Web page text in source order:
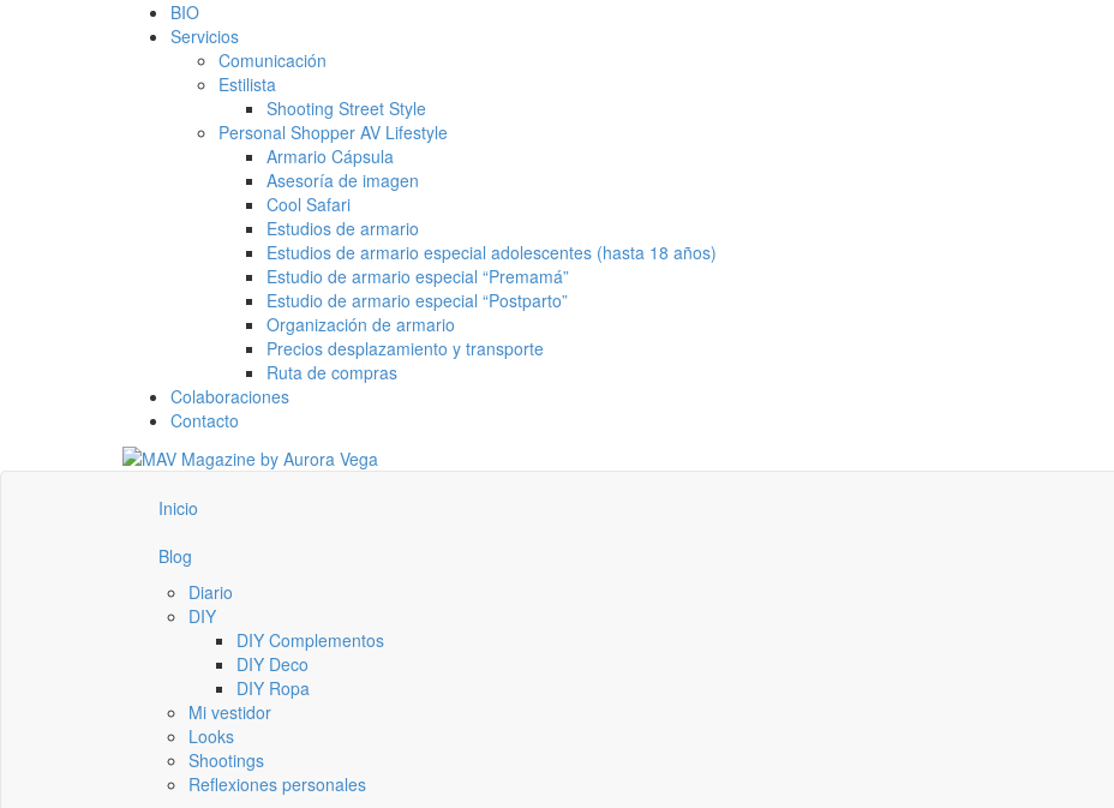
BIO
Servicios
Comunicación
Estilista
Shooting Street Style
Personal Shopper AV Lifestyle
Armario Cápsula
Asesoría de imagen
Cool Safari
Estudios de armario
Estudios de armario especial adolescentes (hasta 18 años)
Estudio de armario especial “Premamá”
Estudio de armario especial “Postparto”
Organización de armario
Precios desplazamiento y transporte
Ruta de compras
Colaboraciones
Contacto
Inicio
Blog
Diario
DIY
DIY Complementos
DIY Deco
DIY Ropa
Mi vestidor
Looks
Shootings
Reflexiones personales